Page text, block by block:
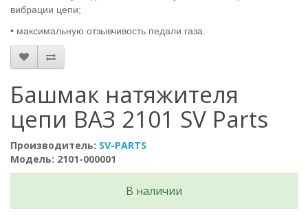
вибрации цепи;
• максимальную отзывчивость педали газа.
Башмак натяжителя
цепи ВАЗ 2101 SV Parts
Производитель: SV-PARTS
Модель: 2101-000001
В наличии